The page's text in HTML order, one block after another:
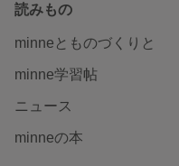
読みもの
minneとものづくりと
minne学習帖
ニュース
minneの本